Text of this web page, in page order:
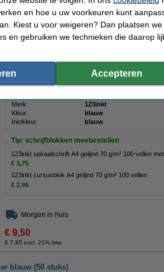
Bespaar bijna 35%met ons huismerk
De 123inkt balpen met dop schrijft soepel en
kunt zien wanneer de inkt op is. U gebruikt de
pen uitdroogt en dat stof of ander vuil de
Wij adviseren u om deze 123inkt balpen te
Uiteraard ook op dit 123inkt huismerkproduct 100%
Merk: 123inkt
Kleur:
blauw
Inktkleur:
blauw
Tip: schrijfblokken meebestellen
123inkt spiraalschrift A4 gelijnd 70 g/m² 100 vellen
€ 3,75
123inkt cursusblok A4 gelijnd 70 g/m² 100 vellen
€ 2,95
Morgen in huis
€ 9,50
€ 7,85 excl. 21% btw
blauw (50 stuks)
en hoe u uw voorkeuren kunt
Kiest u voor weigeren? Dan plaatsen
en gebruiken we technieken die daarop
Accepteren